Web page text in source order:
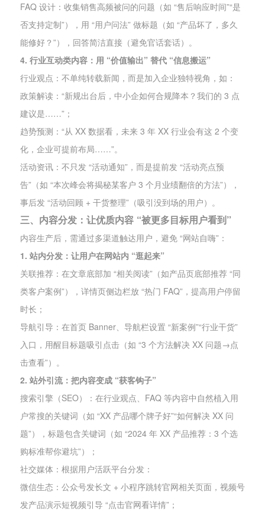
FAQ 设计：收集销售高频被问的问题（如 “售后响应时间”“是
否支持定制”），用 “用户问法” 做标题（如 “产品坏了，多久
能修好？”），回答简洁直接（避免官话套话）。
4. 行业互动类内容：用 “价值输出” 替代 “信息搬运”
行业观点：不单纯转载新闻，而是加入企业独特视角，如：
政策解读：“新规出台后，中小企如何合规降本？我们的 3 点
建议是……”；
趋势预测：“从 XX 数据看，未来 3 年 XX 行业会有这 2 个变
化，企业可提前布局……”。
活动资讯：不只发 “活动通知”，而是提前发 “活动亮点预
告”（如 “本次峰会将揭秘某客户 3 个月业绩翻倍的方法”），
事后发 “活动回顾 + 干货整理”（吸引没到场的用户）。
三、内容分发：让优质内容 “被更多目标用户看到”
内容生产后，需通过多渠道触达用户，避免 “网站自嗨”：
1. 站内分发：让用户在网站内 “逛起来”
关联推荐：在文章底部加 “相关阅读”（如产品页底部推荐 “同
类客户案例”），详情页侧边栏放 “热门 FAQ”，提高用户停留
时长；
导航引导：在首页 Banner、导航栏设置 “新案例”“行业干货”
入口，用醒目标题吸引点击（如 “3 个方法解决 XX 问题→点
击查看”）。
2. 站外引流：把内容变成 “获客钩子”
搜索引擎（SEO）：在行业观点、FAQ 等内容中自然植入用
户常搜的关键词（如 “XX 产品哪个牌子好”“如何解决 XX 问
题”），标题包含关键词（如 “2024 年 XX 产品推荐：3 个选
购标准帮你避坑”）；
社交媒体：根据用户活跃平台分发：
微信生态：公众号发长文 + 小程序跳转官网相关页面，视频号
发产品演示短视频引导 “点击官网看详情”；